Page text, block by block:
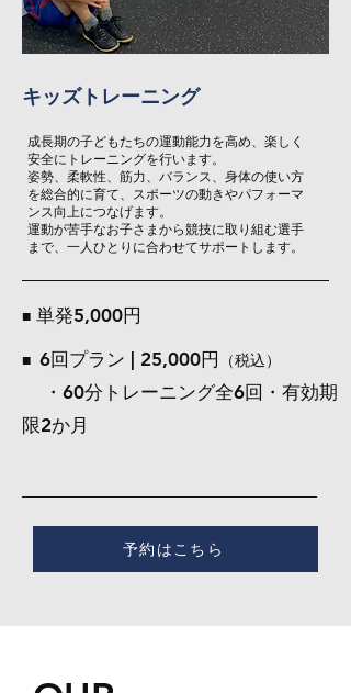
​キッズトレーニング
成長期の子どもたちの運動能力を高め、楽しく
安全にトレーニングを行います。
姿勢、柔軟性、筋力、バランス、身体の使い方
を総合的に育て、スポーツの動きやパフォーマ
ンス向上につなげます。
運動が苦手なお子さまから競技に取り組む選手
まで、一人ひとりに合わせてサポートします。
■ ​単発5,000円
■ 6回プラン | 25,000円 （税込）
・60分トレーニング全6回・ 有効期
限2か月
予約はこちら